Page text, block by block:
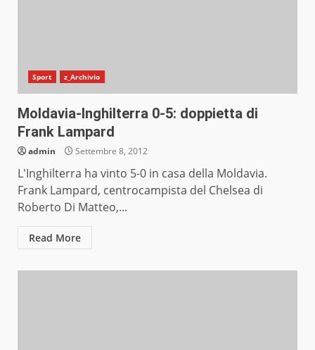
Sport z_Archivio
Moldavia-Inghilterra 0-5: doppietta di
Frank Lampard
admin Settembre 8, 2012
L'Inghilterra ha vinto 5-0 in casa della Moldavia.
Frank Lampard, centrocampista del Chelsea di
Roberto Di Matteo,...
Read More